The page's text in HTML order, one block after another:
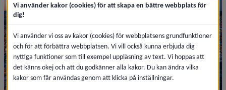
Vi använder kakor (cookies) för att skapa en bättre webbplats för
dig!
Vi använder vi oss av kakor (cookies) för webbplatsens grundfunktioner
och för att förbättra webbplatsen. Vi vill också kunna erbjuda dig
nyttiga funktioner som till exempel uppläsning av text. Vi hoppas att
det känns okej och att du godkänner alla kakor. Du kan ändra vilka
kakor som får användas genom att klicka på inställningar.